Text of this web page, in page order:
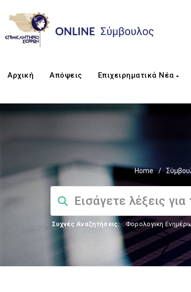
Αρχική Απόψεις Επιχειρηματικά Νέα
Home /
Συχνές Αναζητήσεις: Φορολογικη